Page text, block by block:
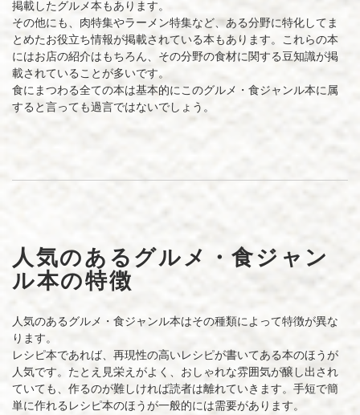
版
（原
稿
募
集）
掲載したグルメ本もあります。
その他にも、肉特集やラーメン特集など、ある分野に特化してま
とめたお役立ち情報が掲載されている本もあります。これらの本
にはお店の紹介はもちろん、その分野の食材に関する豆知識が掲
載されていることが多いです。
食にまつわる全ての本は基本的にこのグルメ・食ジャンル本に属
すると言っても過言ではないでしょう。
人気のあるグルメ・食ジャン
ル本の特徴
人気のあるグルメ・食ジャンル本はその種類によって特徴が異な
ります。
レシピ本であれば、再現性の高いレシピが書いてある本のほうが
人気です。たとえ見栄えがよく、おしゃれな雰囲気が醸し出され
ていても、作るのが難しければ読者は離れていきます。手短で簡
単に作れるレシピ本のほうが一般的には需要があります。